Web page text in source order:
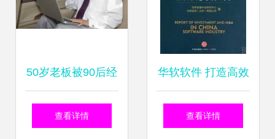
50岁老板被90后经
理怼到沉默，一招
查看详情
华软软件 打造高效
可靠的软件外包服
查看详情